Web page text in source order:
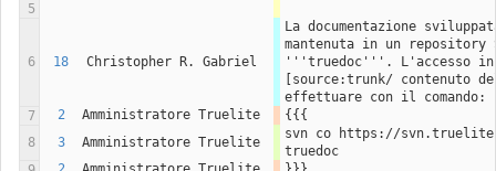
5
6 18 Christopher R. Gabriel
La documentazione
mantenuta in un repository
'''truedoc'''. L'accesso
[source:trunk/ contenuto
effettuare con il comando:
7
2 Amministratore Truelite
{{{
8
3 Amministratore Truelite
svn co https://
truedoc